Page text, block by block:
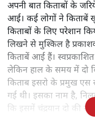
अपनी बात किताबों के
आई। कई लोगों ने किताबें
किताबों के लिए परेशान
लिखने से मुश्किल है
किताबें आई हैं।
लेकिन हाल के समय में दो
किताब इसरो के प्रमुख
गई थी। इसका नाम है,
कि इसमें चंद्रयान दो की